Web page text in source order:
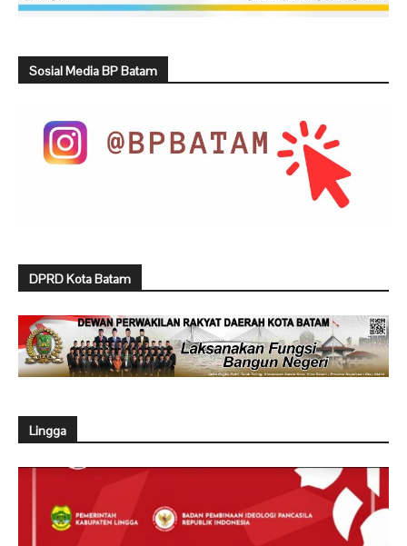
Sosial Media BP Batam
DPRD Kota Batam
Lingga